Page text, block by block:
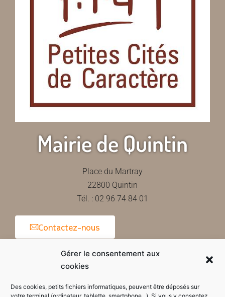
Gérer le consentement aux
cookies
Des cookies, petits fichiers informatiques, peuvent être déposés sur
Mairie de Quintin
Place du Martray
22800 Quintin
Tél. : 02 96 74 84 01
Contactez-nous
Horaires d'ouverture de la mairie